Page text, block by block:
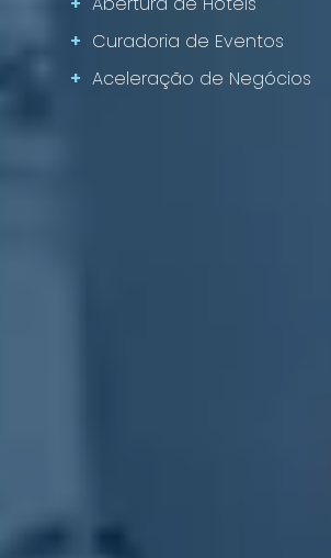
+ Curadoria de Eventos
+ Aceleração de Negócios